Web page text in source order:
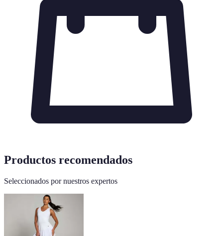
Productos recomendados
Seleccionados por nuestros expertos